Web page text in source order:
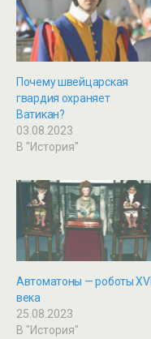
Почему швейцарская
гвардия охраняет
Ватикан?
03.08.2023
В "История"
Автоматоны — роботы XVIII
века
25.08.2023
В "История"